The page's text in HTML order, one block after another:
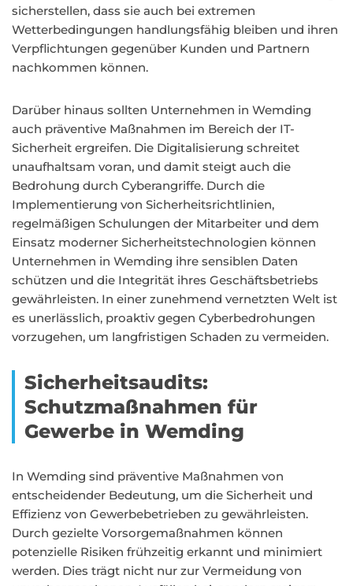
sicherstellen, dass sie auch bei extremen
Wetterbedingungen handlungsfähig bleiben und ihren
Verpflichtungen gegenüber Kunden und Partnern
nachkommen können.
Darüber hinaus sollten Unternehmen in Wemding
auch präventive Maßnahmen im Bereich der IT-
Sicherheit ergreifen. Die Digitalisierung schreitet
unaufhaltsam voran, und damit steigt auch die
Bedrohung durch Cyberangriffe. Durch die
Implementierung von Sicherheitsrichtlinien,
regelmäßigen Schulungen der Mitarbeiter und dem
Einsatz moderner Sicherheitstechnologien können
Unternehmen in Wemding ihre sensiblen Daten
schützen und die Integrität ihres Geschäftsbetriebs
gewährleisten. In einer zunehmend vernetzten Welt ist
es unerlässlich, proaktiv gegen Cyberbedrohungen
vorzugehen, um langfristigen Schaden zu vermeiden.
Sicherheitsaudits:
Schutzmaßnahmen für
Gewerbe in Wemding
In Wemding sind präventive Maßnahmen von
entscheidender Bedeutung, um die Sicherheit und
Effizienz von Gewerbebetrieben zu gewährleisten.
Durch gezielte Vorsorgemaßnahmen können
potenzielle Risiken frühzeitig erkannt und minimiert
werden. Dies trägt nicht nur zur Vermeidung von